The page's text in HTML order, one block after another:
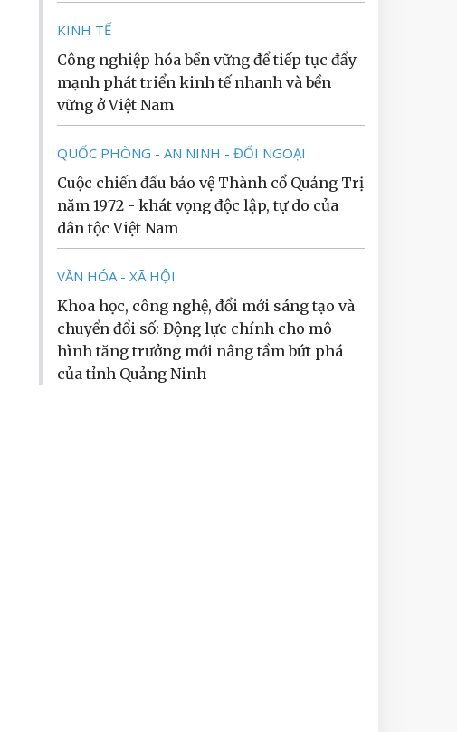
KINH TẾ
Công nghiệp hóa bền vững để tiếp tục đẩy
mạnh phát triển kinh tế nhanh và bền
vững ở Việt Nam
QUỐC PHÒNG - AN NINH - ĐỐI NGOẠI
Cuộc chiến đấu bảo vệ Thành cổ Quảng Trị
năm 1972 - khát vọng độc lập, tự do của
dân tộc Việt Nam
VĂN HÓA - XÃ HỘI
Khoa học, công nghệ, đổi mới sáng tạo và
chuyển đổi số: Động lực chính cho mô
hình tăng trưởng mới nâng tầm bứt phá
của tỉnh Quảng Ninh